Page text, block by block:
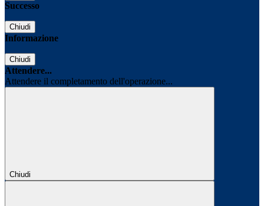
Successo
Chiudi
Informazione
Chiudi
Attendere...
Attendere il completamento dell'operazione...
Chiudi